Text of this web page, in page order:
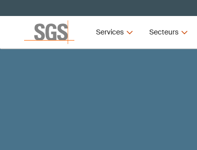
Services Secteurs